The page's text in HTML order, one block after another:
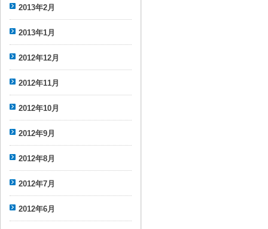
2013年2月
2013年1月
2012年12月
2012年11月
2012年10月
2012年9月
2012年8月
2012年7月
2012年6月